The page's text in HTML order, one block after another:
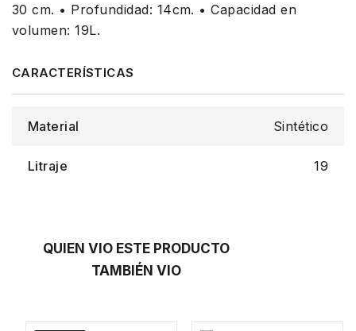
30 cm. • Profundidad: 14cm. • Capacidad en
volumen: 19L.
Material Sintético
Litraje 19
QUIEN VIO ESTE PRODUCTO
TAMBIÉN VIO